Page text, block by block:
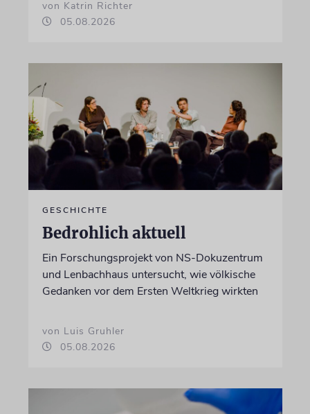
von Katrin Richter
05.08.2026
GESCHICHTE
Bedrohlich aktuell
Ein Forschungsprojekt von NS-Dokuzentrum
und Lenbachhaus untersucht, wie völkische
Gedanken vor dem Ersten Weltkrieg wirkten
von Luis Gruhler
05.08.2026